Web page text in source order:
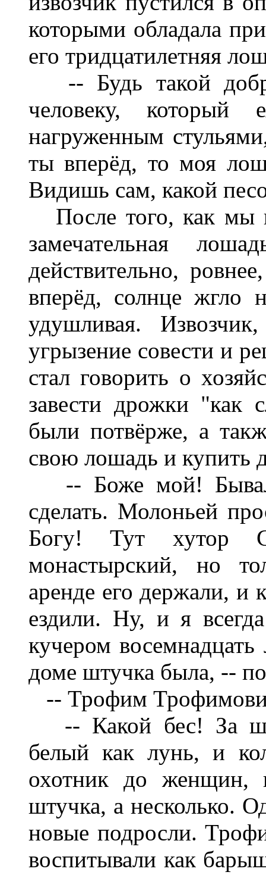
которыми обладала
его тридцатилетняя
-- Будь такой
человеку,
нагруженным
ты вперёд, то моя
Видишь сам, какой
После того, как мы
замечательная
действительно,
вперёд, солнце жгло
удушливая.
угрызение совести и
стал говорить о
завести дрожки "как
были потвёрже, а
свою лошадь и купить
-- Боже мой!
сделать. Молоньей
Богу! Тут хутор
монастырский, но
аренде его держали, и
ездили. Ну, и я
кучером
доме штучка была, --
-- Трофим
-- Какой бес! За
белый как лунь, и
охотник до
штучка, а несколько.
новые подросли.
воспитывали как